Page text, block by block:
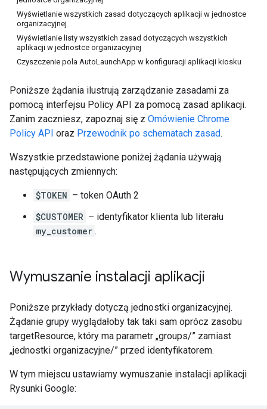
Wyświetlanie wszystkich zasad dotyczących aplikacji w jednostce
organizacyjnej
Wyświetlanie listy wszystkich zasad dotyczących wszystkich
aplikacji w jednostce organizacyjnej
Czyszczenie pola AutoLaunchApp w konfiguracji aplikacji kiosku
Poniższe żądania ilustrują zarządzanie zasadami za
pomocą interfejsu Policy API za pomocą zasad aplikacji.
Zanim zaczniesz, zapoznaj się z Omówienie Chrome
Policy API oraz Przewodnik po schematach zasad.
Wszystkie przedstawione poniżej żądania używają
następujących zmiennych:
$TOKEN – token OAuth 2
$CUSTOMER – identyfikator klienta lub literału
my_customer .
Wymuszanie instalacji aplikacji
Poniższe przykłady dotyczą jednostki organizacyjnej.
Żądanie grupy wyglądałoby tak taki sam oprócz zasobu
targetResource, który ma parametr „groups/” zamiast
„jednostki organizacyjne/” przed identyfikatorem.
W tym miejscu ustawiamy wymuszanie instalacji aplikacji
Rysunki Google: